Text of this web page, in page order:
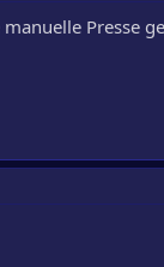
Presse